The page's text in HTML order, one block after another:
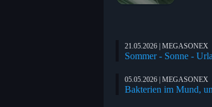
21.05.2026 | MEGASONEX
Sommer - Sonne -
05.05.2026 | MEGASONEX
Bakterien im Mund,